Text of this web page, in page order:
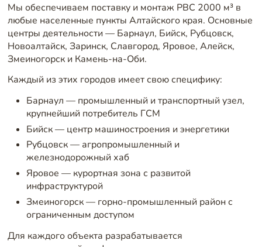
Мы обеспечиваем поставку и монтаж РВС 2000 м³ в
любые населенные пункты Алтайского края. Основные
центры деятельности — Барнаул, Бийск, Рубцовск,
Новоалтайск, Заринск, Славгород, Яровое, Алейск,
Змеиногорск и Камень-на-Оби.
Каждый из этих городов имеет свою специфику:
Барнаул — промышленный и транспортный узел,
крупнейший потребитель ГСМ
Бийск — центр машиностроения и энергетики
Рубцовск — агропромышленный и
железнодорожный хаб
Яровое — курортная зона с развитой
инфраструктурой
Змеиногорск — горно-промышленный район с
ограниченным доступом
Для каждого объекта разрабатывается